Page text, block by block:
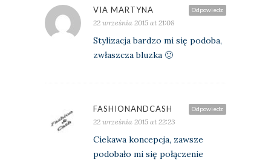
Odpowiedz
VIA MARTYNA
22 września 2015 at 21:08
Stylizacja bardzo mi się podoba,
zwłaszcza bluzka 🙂
Odpowiedz
FASHIONANDCASH
22 września 2015 at 22:23
Ciekawa koncepcja, zawsze
podobało mi się połączenie